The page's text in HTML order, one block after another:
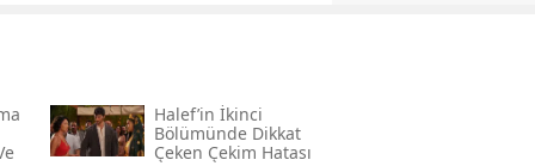
Halef’in İkinci
Bölümünde Dikkat
Çeken Çekim Hatası